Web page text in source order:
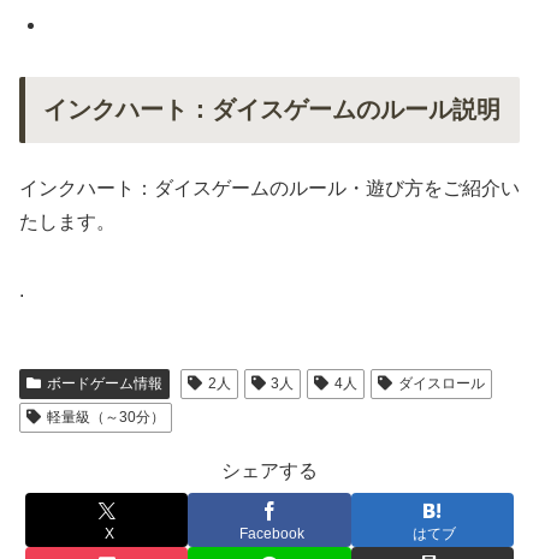
インクハート：ダイスゲームのルール説明
インクハート：ダイスゲームのルール・遊び方をご紹介い
たします。
.
ボードゲーム情報 2人 3人 4人
ダイスロール
軽量級（～30分）
シェアする
X Facebook はてブ